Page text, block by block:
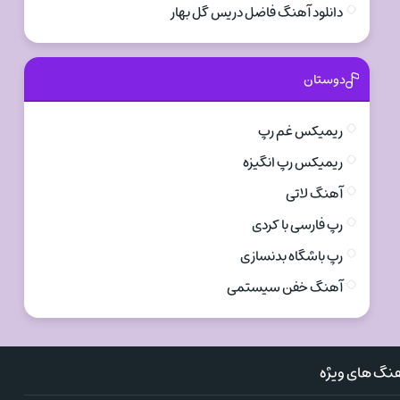
دانلود آهنگ فاضل دریس گل بهار
دوستان
ریمیکس غم رپ
ریمیکس رپ انگیزه
آهنگ لاتی
رپ فارسی با کردی
رپ باشگاه بدنسازی
آهنگ خفن سیستمی
های ویژه